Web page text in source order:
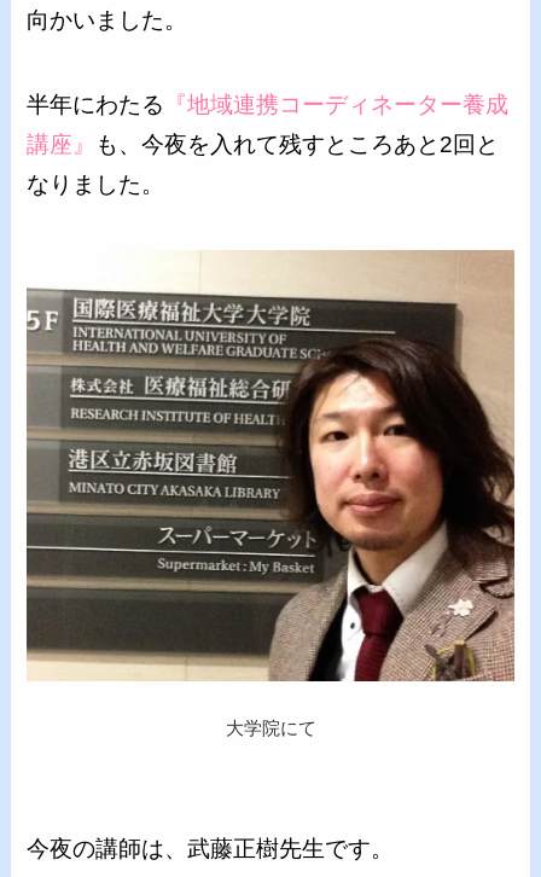
向かいました。
半年にわたる
『地域連携コーディネーター養成
講座』
も、今夜を入れて残すところあと2回と
なりました。
大学院にて
今夜の講師は、武藤正樹先生です。